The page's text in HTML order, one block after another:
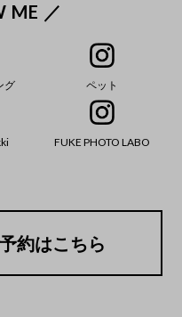
ME ／
グ ペット
FUKE PHOTO LABO
約はこちら